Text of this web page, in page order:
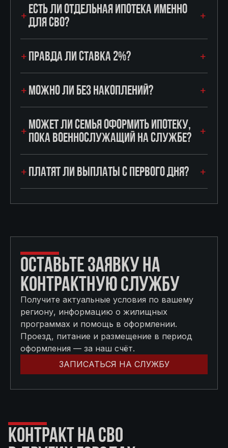
ЕСТЬ ЛИ ОТДЕЛЬНАЯ ИПОТЕКА ИМЕННО
ДЛЯ СВО?
ПРАВДА ЛИ СТАВКА 2%?
МОЖНО ЛИ БЕЗ НАКОПЛЕНИЙ?
МОЖЕТ ЛИ СЕМЬЯ ОФОРМИТЬ ИПОТЕКУ,
ПОКА ВОЕННОСЛУЖАЩИЙ НА СЛУЖБЕ?
ПЛАТЯТ ЛИ ВЫПЛАТЫ С ПЕРВОГО ДНЯ?
ОСТАВЬТЕ ЗАЯВКУ НА
КОНТРАКТНУЮ СЛУЖБУ
Получите актуальные условия по вашему
региону, информацию о жилищных
программах и помощь в оформлении.
Проезд, питание и размещение в период
оформления — за наш счёт.
ЗАПИСАТЬСЯ НА СЛУЖБУ
КОНТРАКТ НА СВО